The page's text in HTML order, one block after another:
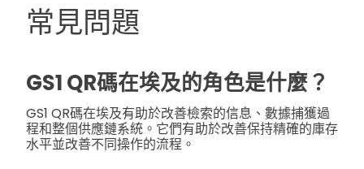
常見問題
GS1 QR碼在埃及的角色是什麼？
GS1 QR碼在埃及有助於改善檢索的信息、數據捕獲過
程和整個供應鏈系統。它們有助於改善保持精確的庫存
水平並改善不同操作的流程。